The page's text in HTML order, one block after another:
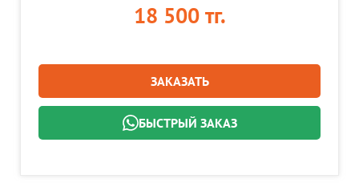
18 500 тг.
ЗАКАЗАТЬ
БЫСТРЫЙ ЗАКАЗ